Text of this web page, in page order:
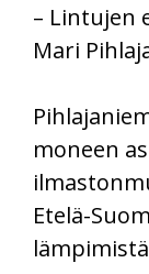
– Lintujen
Mari
moneen
Etelä-